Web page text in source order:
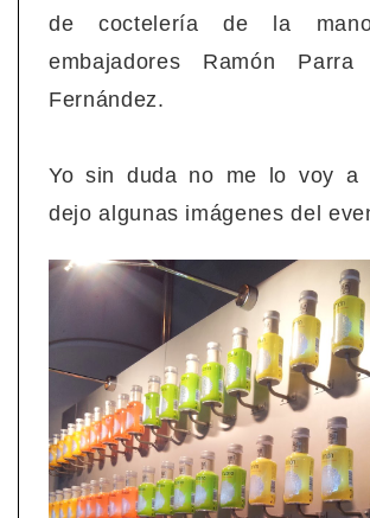
de coctelería de la
embajadores Ramón
Fernández.
Yo sin duda no me lo voy a
dejo algunas imágenes del